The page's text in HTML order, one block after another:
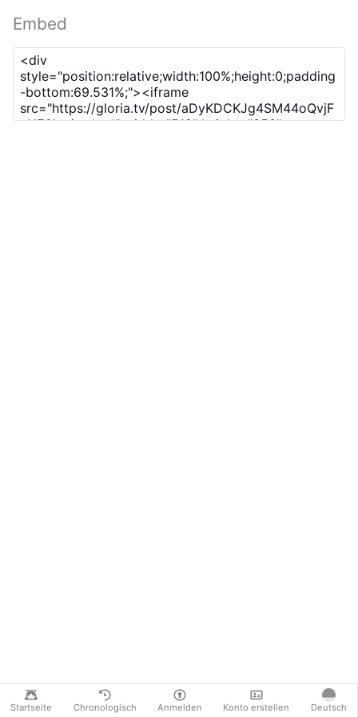
Startseite Chronologisch Anmelden Konto erstellen Deutsch
Embed